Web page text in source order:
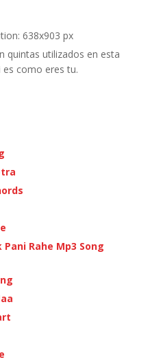
638x903 px
quintas utilizados en esta
es como eres tu.
Rahe Mp3 Song